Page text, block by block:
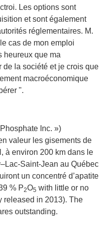
Les options sont
et sont également
réglementaires. M.
cas de mon emploi
heureux que ma
la société et je crois que
macroéconomique
".
Inc. »)
valeur les gisements de
à environ 200 km dans le
Saint-Jean au Québec
un concentré d’apatite
% P2O5 with little or no
released in 2013). The
outstanding.